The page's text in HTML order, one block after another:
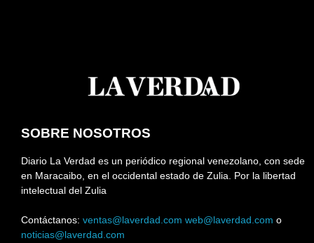
SOBRE NOSOTROS
Diario La Verdad es un periódico regional venezolano, con sede
en Maracaibo, en el occidental estado de Zulia. Por la libertad
intelectual del Zulia
Contáctanos: ventas@laverdad.com web@laverdad.com o
noticias@laverdad.com